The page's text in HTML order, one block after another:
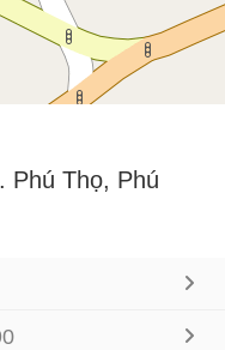
Phú Thọ, Phú